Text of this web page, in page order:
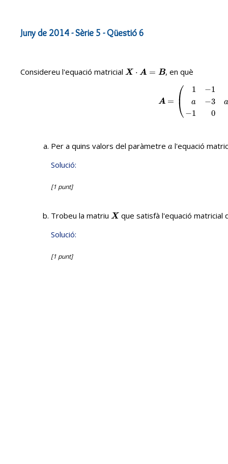
Juny de 2014 - Sèrie 5 - Qüestió 6
Considereu l'equació matricial X ⋅ A = B
X⋅A=B , en què
A = ⎛
⎝
⎜ 1
a
−1
−1
−3
0
A= (1 −1 a− a−1− 0
Per a quins valors del paràmetre a
a l'equació
Solució:
[1 punt]
Trobeu la matriu X
X que satisfà l'equació matricial
Solució:
[1 punt]